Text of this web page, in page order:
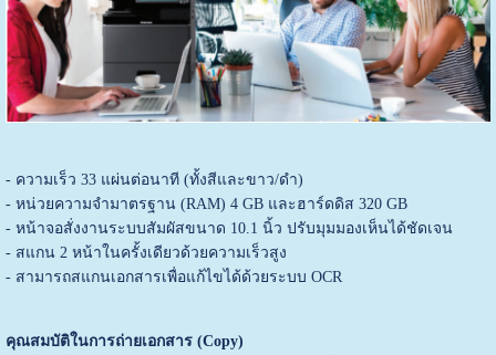
- ความเร็ว 33 แผ่นต่อนาที (ทั้งสีและขาว/ดำ)
- หน่วยความจำมาตรฐาน (RAM) 4 GB และฮาร์ดดิส 320 GB
- หน้าจอสั่งงานระบบสัมผัสขนาด 10.1 นิ้ว ปรับมุมมองเห็นได้ชัดเจน
- สแกน 2 หน้าในครั้งเดียวด้วยความเร็วสูง
- สามารถสแกนเอกสารเพื่อแก้ไขได้ด้วยระบบ OCR
คุณสมบัติในการถ่ายเอกสาร (Copy)